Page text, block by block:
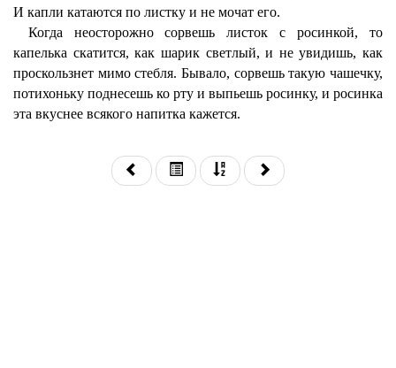
И капли катаются по листку и не мочат его.
Когда неосторожно сорвешь листок с росинкой, то
капелька скатится, как шарик светлый, и не увидишь, как
проскользнет мимо стебля. Бывало, сорвешь такую чашечку,
потихоньку поднесешь ко рту и выпьешь росинку, и росинка
эта вкуснее всякого напитка кажется.